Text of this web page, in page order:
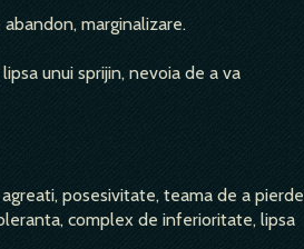
marginalizare.
unui sprijin, nevoia de a va
posesivitate, teama de a pierde
complex de inferioritate, lipsa